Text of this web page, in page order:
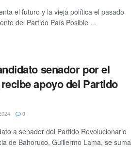
el futuro y la vieja política el pasado
del Partido País Posible ...
senador por el
apoyo del Partido
0
a senador del Partido Revolucionario
de Bahoruco, Guillermo Lama, se suma